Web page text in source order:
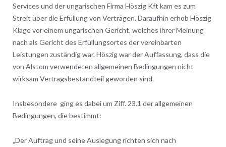
Services und der ungarischen Firma Höszig Kft kam es zum
Streit über die Erfüllung von Verträgen. Daraufhin erhob Höszig
Klage vor einem ungarischen Gericht, welches ihrer Meinung
nach als Gericht des Erfüllungsortes der vereinbarten
Leistungen zuständig war. Höszig war der Auffassung, dass die
von Alstom verwendeten allgemeinen Bedingungen nicht
wirksam Vertragsbestandteil geworden sind.
Insbesondere ging es dabei um Ziff. 23.1 der allgemeinen
Bedingungen, die bestimmt:
„Der Auftrag und seine Auslegung richten sich nach